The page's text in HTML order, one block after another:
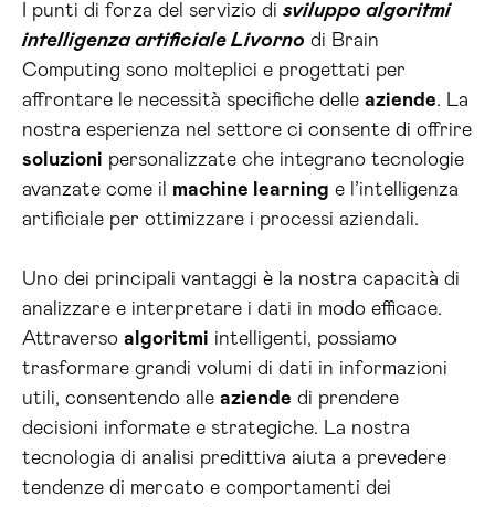
I punti di forza del servizio di sviluppo algoritmi
intelligenza artificiale Livorno di Brain
Computing sono molteplici e progettati per
affrontare le necessità specifiche delle aziende. La
nostra esperienza nel settore ci consente di offrire
soluzioni personalizzate che integrano tecnologie
avanzate come il machine learning e l’intelligenza
artificiale per ottimizzare i processi aziendali.
Uno dei principali vantaggi è la nostra capacità di
analizzare e interpretare i dati in modo efficace.
Attraverso algoritmi intelligenti, possiamo
trasformare grandi volumi di dati in informazioni
utili, consentendo alle aziende di prendere
decisioni informate e strategiche. La nostra
tecnologia di analisi predittiva aiuta a prevedere
tendenze di mercato e comportamenti dei